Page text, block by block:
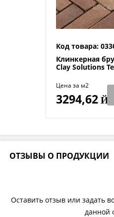
Код товара:
Клинкерная
Clay Solutions
Цена за м2
3294,62Й
ОТЗЫВЫ О ПРОДУКЦИИ
Оставить отзыв или задать
данной